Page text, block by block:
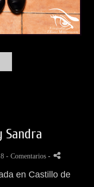
Sandra
- Comentarios -
en Castillo de